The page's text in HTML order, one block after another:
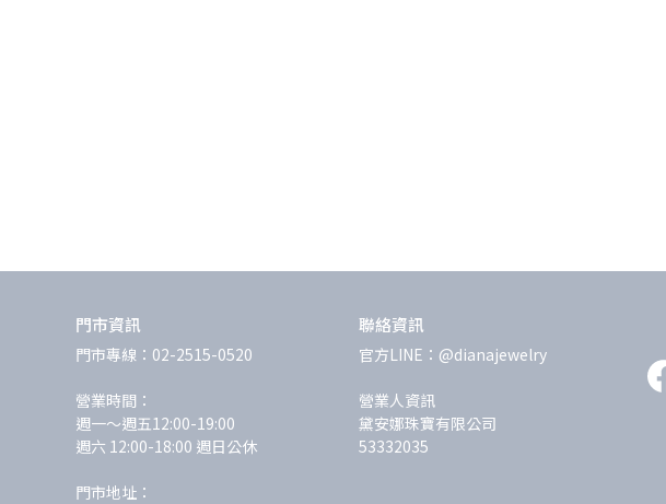
門市資訊
門市專線：02-2515-0520
營業時間：
週一～週五12:00-19:00
週六 12:00-18:00 週日公休
門市地址：
聯絡資訊
官方LINE：@dianajewelry
營業人資訊
黛安娜珠寶有限公司
53332035